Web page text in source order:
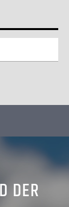
DER